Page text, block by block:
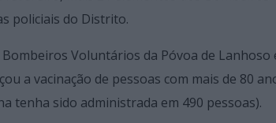
policiais do Distrito.
Voluntários da Póvoa de Lanhoso
a vacinação de pessoas com mais de 80
tenha sido administrada em 490 pessoas).